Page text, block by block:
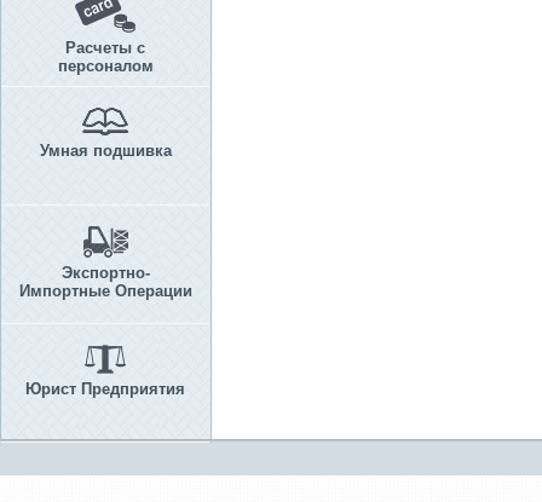
Расчеты с
персоналом
Умная подшивка
Экспортно-
Импортные Операции
Юрист Предприятия